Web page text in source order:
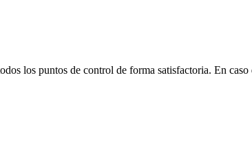
los puntos de control de forma satisfactoria. En